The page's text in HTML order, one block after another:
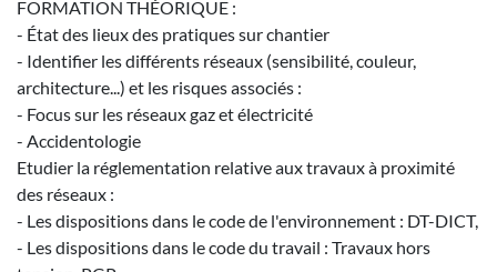
FORMATION THÉORIQUE :
- État des lieux des pratiques sur chantier
- Identifier les différents réseaux (sensibilité, couleur,
architecture...) et les risques associés :
- Focus sur les réseaux gaz et électricité
- Accidentologie
Etudier la réglementation relative aux travaux à proximité
des réseaux :
- Les dispositions dans le code de l'environnement : DT-DICT,
- Les dispositions dans le code du travail : Travaux hors